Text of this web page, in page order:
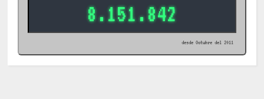
8.151.842
desde Octubre del 2011